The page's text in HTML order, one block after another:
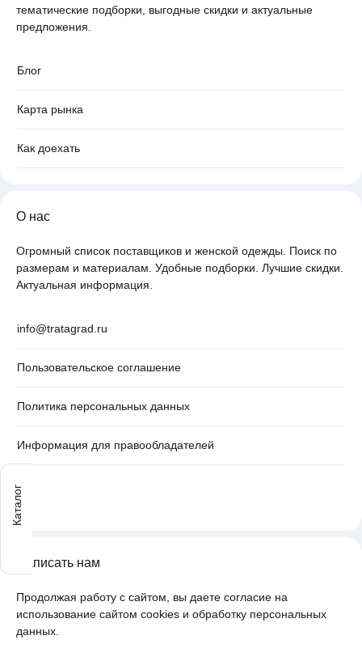
тематические подборки, выгодные скидки и актуальные
предложения.
Блог
Карта рынка
Как доехать
О нас
Огромный список поставщиков и женской одежды. Поиск по
размерам и материалам. Удобные подборки. Лучшие скидки.
Актуальная информация.
info@tratagrad.ru
Пользовательское соглашение
Политика персональных данных
Информация для правообладателей
Написать нам
Продолжая работу с сайтом, вы даете согласие на
использование сайтом cookies и обработку персональных
данных.
Каталог